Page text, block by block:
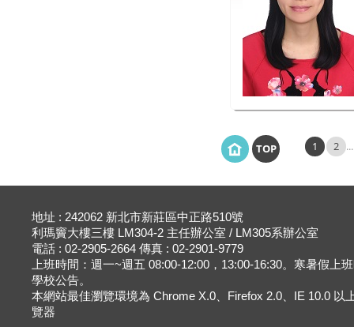
TOP 1 2
地址 : 242062 新北市新莊區中正路510號
利瑪竇大樓三樓 LM304-2 主任辦公室 / LM305系辦公室
電話 : 02-2905-2664 傳真 : 02-2901-9779
上班時間：週一~週五 08:00-12:00，13:00-16:30。寒暑假上
學校公告。
本網站最佳瀏覽環境為 Chrome X.0、Firefox 2.0、IE 10.0 以
覽器